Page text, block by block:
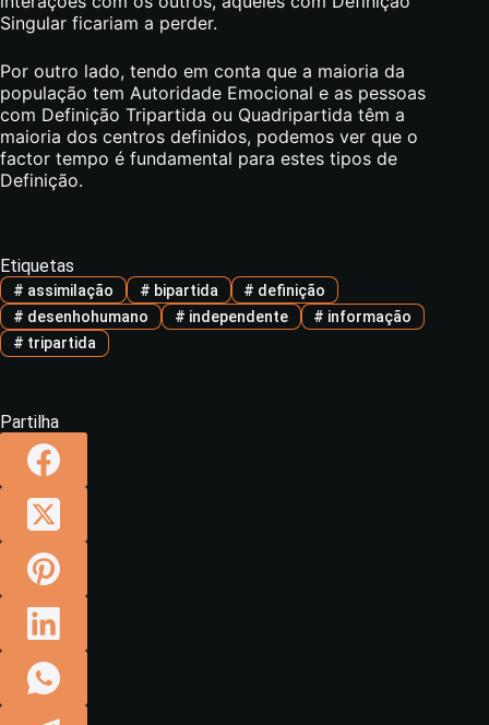
Singular ficariam a perder.
Por outro lado, tendo em conta que a maioria da
população tem Autoridade Emocional e as pessoas
com Definição Tripartida ou Quadripartida têm a
maioria dos centros definidos, podemos ver que o
factor tempo é fundamental para estes tipos de
Definição.
Etiquetas
# assimilação # bipartida # definição
# desenhohumano # independente # informação
# tripartida
Partilha